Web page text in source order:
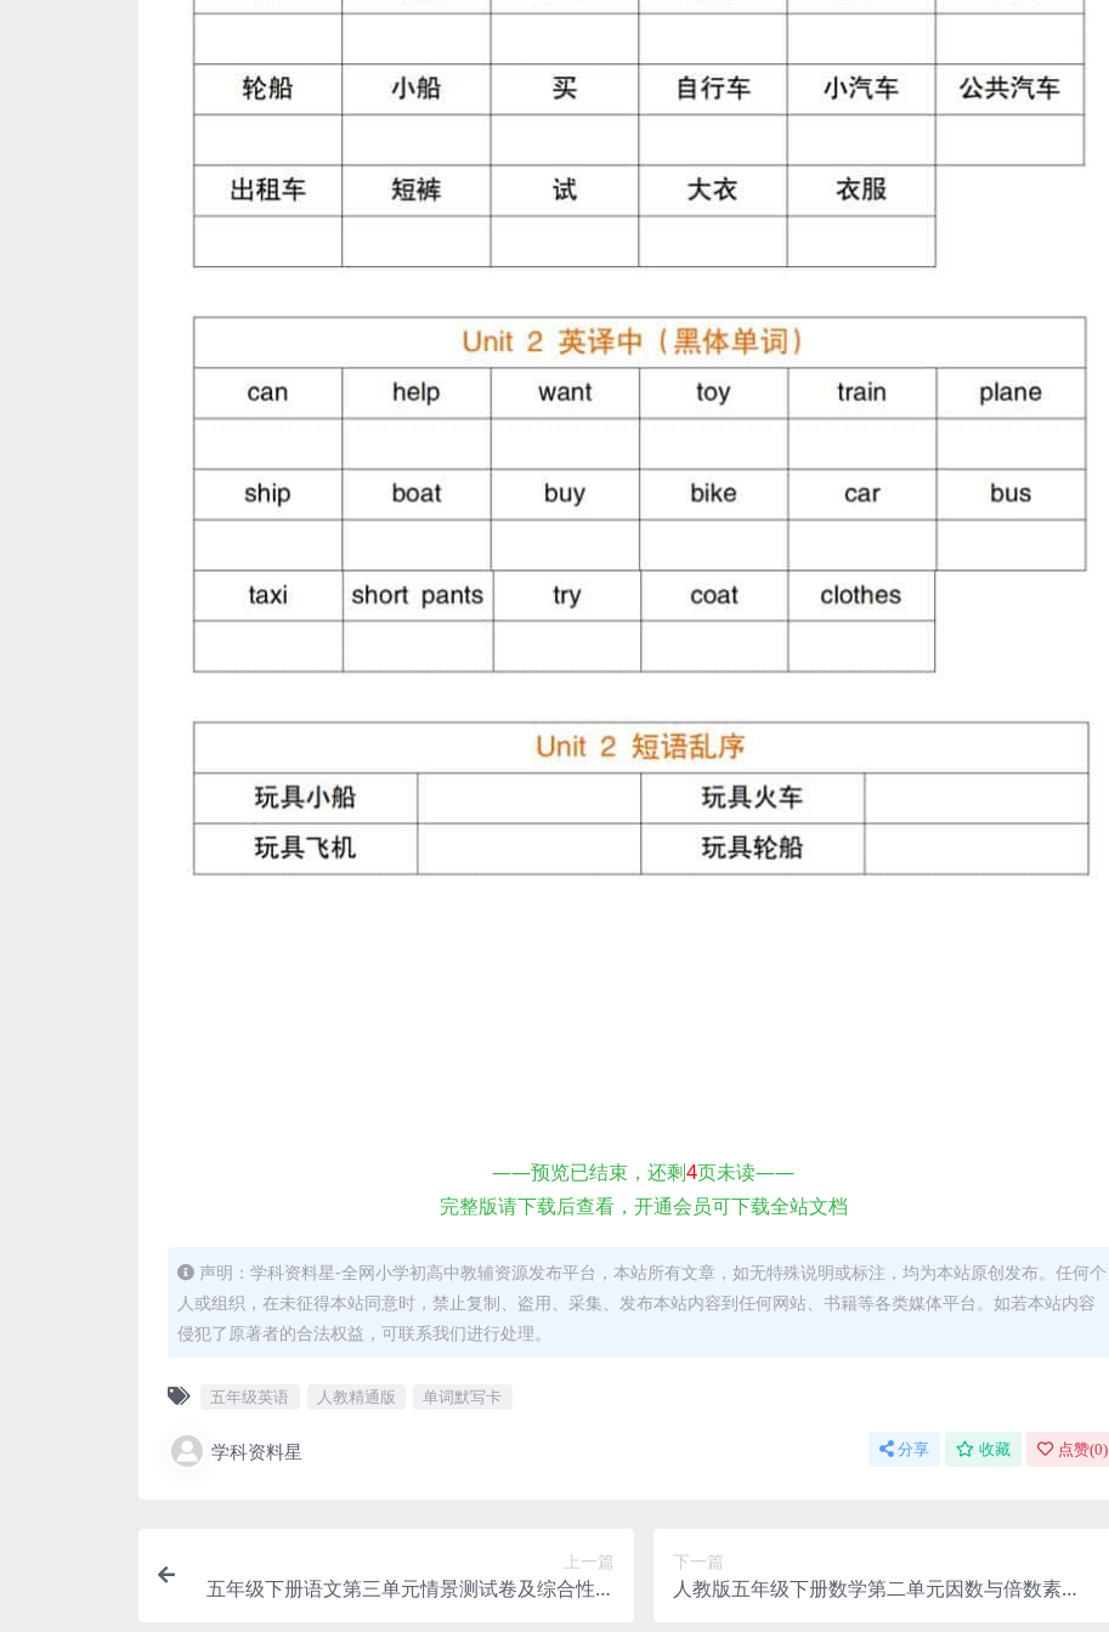
——预览已结束，还剩4页未读——
完整版请下载后查看，开通会员可下载全站文档
声明：学科资料星-全网小学初高中教辅资源发布平台，本站所有文章，如无特殊说明或标注，均为本站原创发布。任何个
人或组织，在未征得本站同意时，禁止复制、盗用、采集、发布本站内容到任何网站、书籍等各类媒体平台。如若本站内容
侵犯了原著者的合法权益，可联系我们进行处理。
五年级英语 人教精通版 单词默写卡
学科资料星 分享 收藏 点赞(0)
上一篇
五年级下册语文第三单元情景测试卷及综合性学
下一篇
人教版五年级下册数学第二单元因数与倍数素养